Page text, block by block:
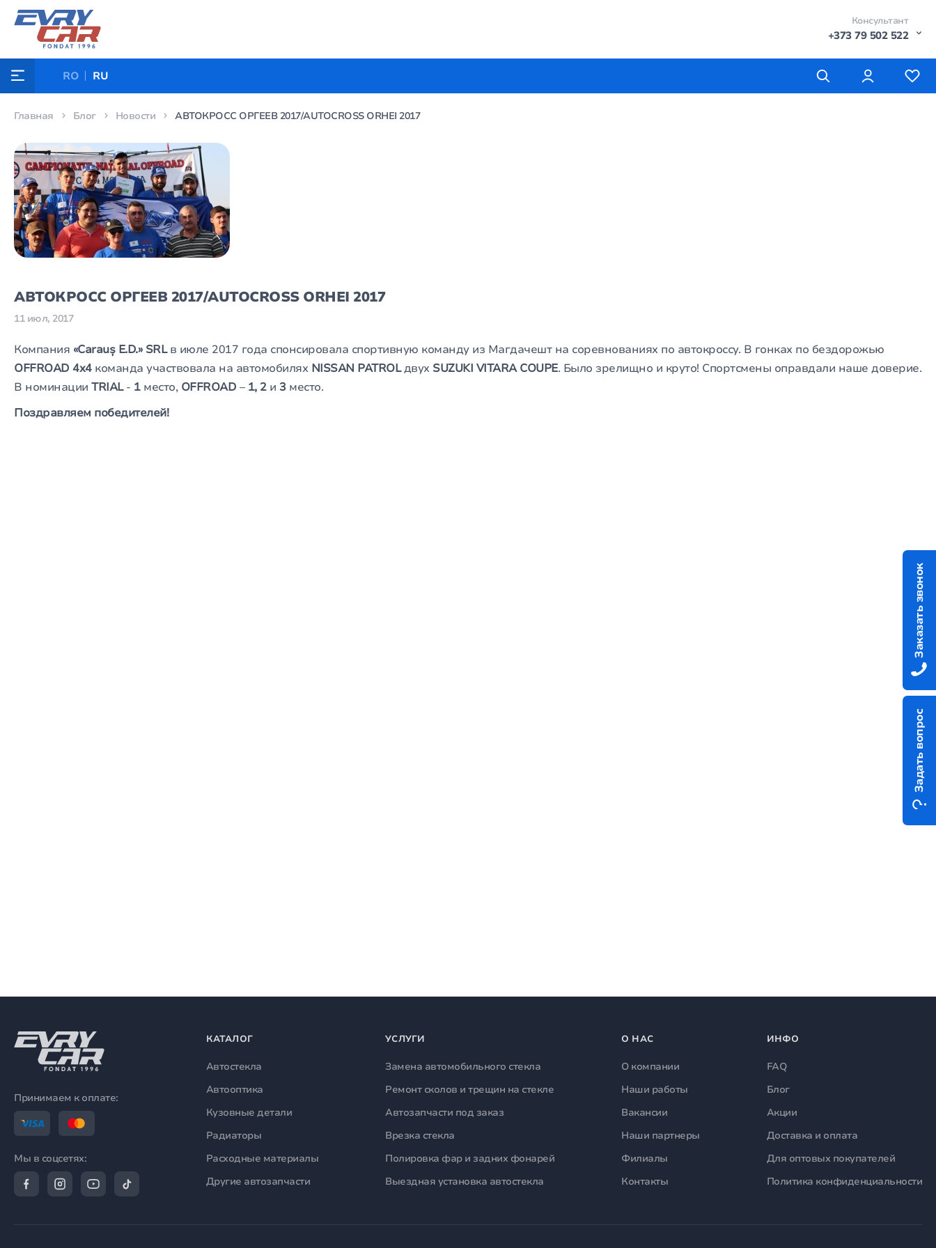
Консультант
+373 79 502 522
RO RU
Главная Блог Новости АВТОКРОСС ОРГЕЕВ 2017/AUTOCROSS ORHEI 2017
АВТОКРОСС ОРГЕЕВ 2017/AUTOCROSS ORHEI 2017
11 июл, 2017
Компания «Carauș E.D.» SRLв июле 2017 года спонсировала спортивную команду из Магдачешт на соревнованиях по автокроссу. В гонках по бездорожью
OFFROAD 4x4команда участвовала на автомобилях NISSAN PATROLдвух SUZUKI VITARA COUPE. Было зрелищно и круто! Спортсмены оправдали наше доверие.
В номинации TRIAL- 1место, OFFROAD – 1, 2и 3место.
Поздравляем победителей!
Задать вопрос
Заказать звонок
Принимаем к оплате:
Мы в соцсетях:
КАТАЛОГ
Автостекла
Автооптика
Кузовные детали
Радиаторы
Расходные материалы
Другие автозапчасти
УСЛУГИ
Замена автомобильного стекла
Ремонт сколов и трещин на стекле
Автозапчасти под заказ
Врезка стекла
Полировка фар и задних фонарей
Выездная установка автостекла
О НАС
О компании
Наши работы
Вакансии
Наши партнеры
Филиалы
Контакты
ИНФО
FAQ
Блог
Акции
Доставка и оплата
Для оптовых покупателей
Политика конфиденциальности